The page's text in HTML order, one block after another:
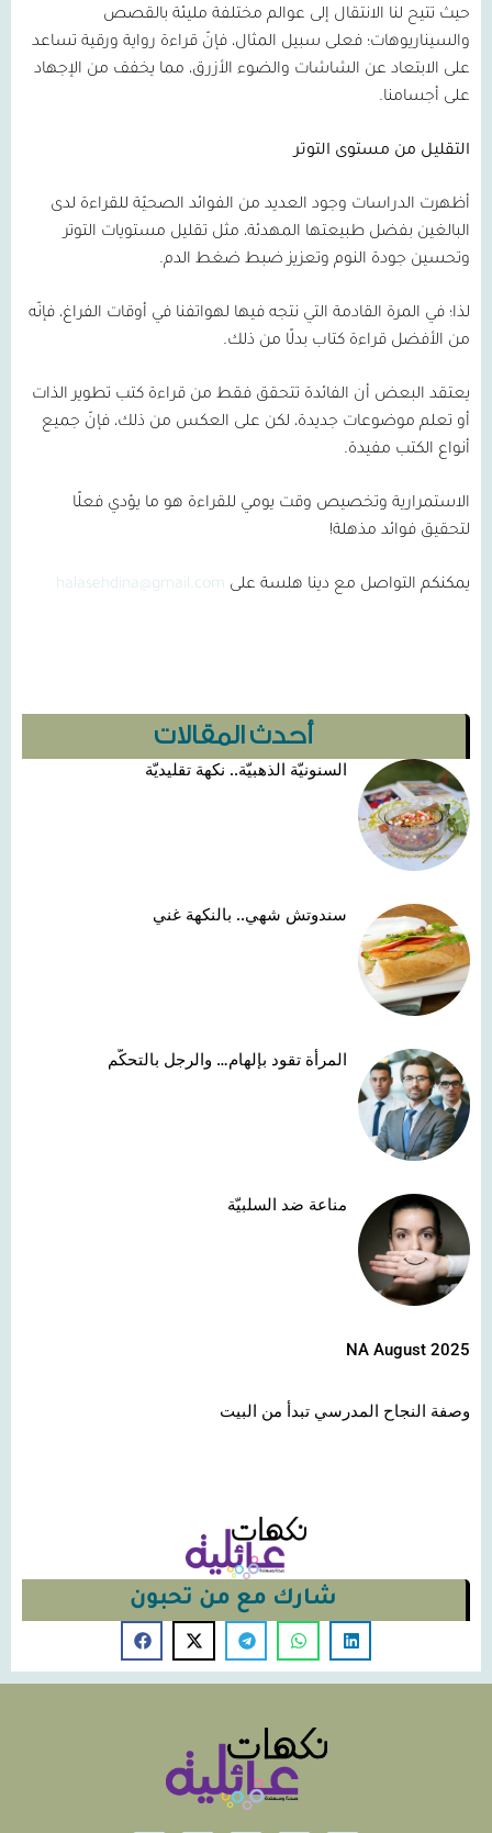
أحدث المقالات
السنونيّة الذهبيّة.. نكهة تقليديّة
سندوتش شهي.. بالنكهة غني
المرأة تقود بإلهام… والرجل بالتحكّم
مناعة ضد السلبيّة
NA August 2025
وصفة النجاح المدرسي تبدأ من البيت
شارك مع من تحبون
حيث تتيح لنا الانتقال إلى عوالم مختلفة مليئة بالقصص
والسيناريوهات؛ فعلى سبيل المثال، فإنّ قراءة رواية ورقية تساعد
على الابتعاد عن الشاشات والضوء الأزرق، مما يخفف من الإجهاد
على أجسامنا.
التقليل من مستوى التوتر
أظهرت الدراسات وجود العديد من الفوائد الصحيّة للقراءة لدى
البالغين بفضل طبيعتها المهدئة، مثل تقليل مستويات التوتر
وتحسين جودة النوم وتعزيز ضبط ضغط الدم.
لذا؛ في المرة القادمة التي نتجه فيها لهواتفنا في أوقات الفراغ، فإنّه
من الأفضل قراءة كتاب بدلًا من ذلك.
يعتقد البعض أن الفائدة تتحقق فقط من قراءة كتب تطوير الذات
أو تعلم موضوعات جديدة، لكن على العكس من ذلك، فإنّ جميع
أنواع الكتب مفيدة.
الاستمرارية وتخصيص وقت يومي للقراءة هو ما يؤدي فعلًا
لتحقيق فوائد مذهلة!
يمكنكم التواصل مع دينا هلسة على halasehdina@gmail.com